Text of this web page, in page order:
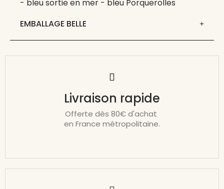
- bleu sortie en mer - bleu Porquerolles
EMBALLAGE BELLE
Livraison rapide
Offerte dès 80€ d'achat
en France métropolitaine.